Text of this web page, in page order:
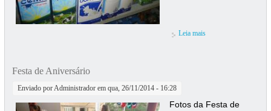
Leia mais
Festa de Aniversário
Enviado porAdministrador em qua, 26/11/2014 - 16:28
Fotos da Festa de